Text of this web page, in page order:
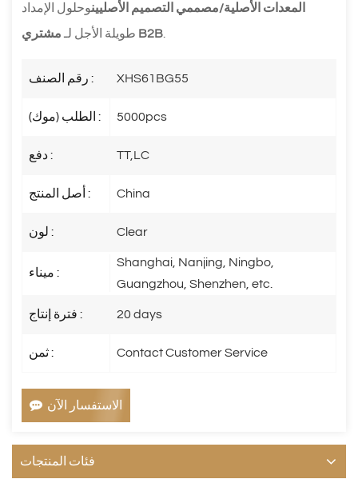
المعدات الأصلية/مصممي التصميم الأصليينوحلول الإمداد
طويلة الأجل لـ مشتري B2B
رقم الصنف : XHS61BG55
الطلب (موك) : 5000pcs
دفع : TT,LC
أصل المنتج : China
لون : Clear
ميناء :
Shanghai, Nanjing, Ningbo,
Guangzhou, Shenzhen, etc.
فترة إنتاج : 20 days
ثمن : Contact Customer Service
الاستفسار الآن
فئات المنتجات